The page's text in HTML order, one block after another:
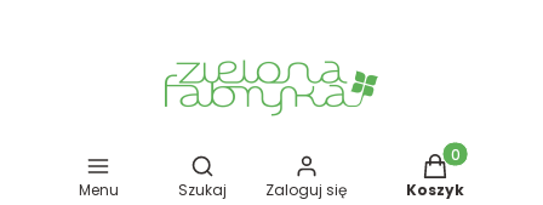
Menu
Otwórz wyszukiwarkę
Szukaj Zaloguj się
Produkty w
Koszyk